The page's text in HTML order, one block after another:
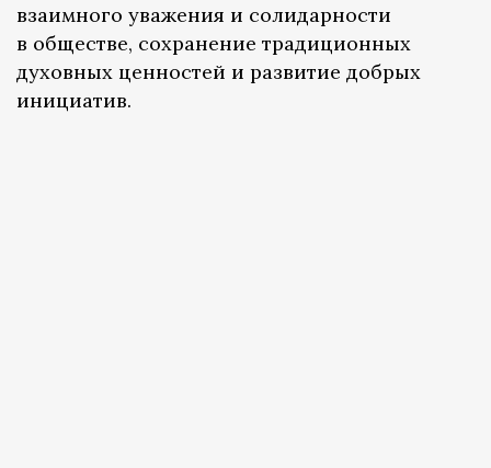
взаимного уважения и солидарности
в обществе, сохранение традиционных
духовных ценностей и развитие добрых
инициатив.